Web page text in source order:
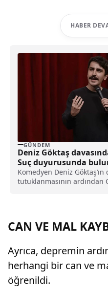
HABER
GÜNDEM
Deniz Göktaş
Suç duyurusunda
Komedyen Deniz Göktaş’ın
tutuklanmasının ardından
CAN VE MAL
Ayrıca, depremin
herhangi bir can ve
öğrenildi.